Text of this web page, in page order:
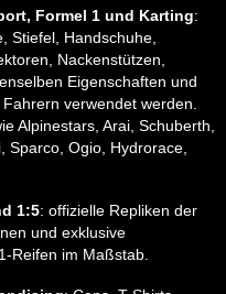
Formel 1 und Karting:
Stiefel, Handschuhe,
Nackenstützen,
Eigenschaften und
verwendet werden.
Alpinestars, Arai, Schuberth,
Sparco, Ogio, Hydrorace,
1:5: offizielle Repliken der
und exklusive
Reifen im Maßstab.